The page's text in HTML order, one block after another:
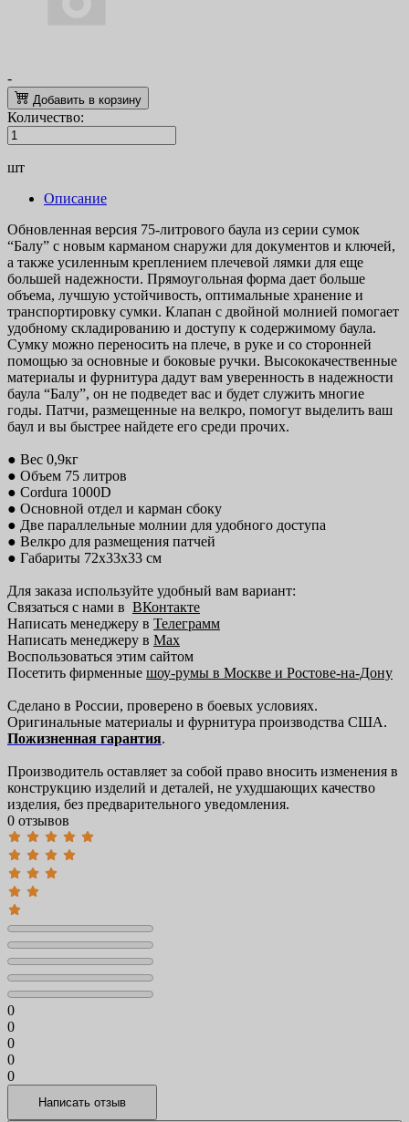
-
Добавить в корзину
Количество:
шт
Описание
Обновленная версия 75-литрового баула из серии сумок
“Балу” с новым карманом снаружи для документов и ключей,
а также усиленным креплением плечевой лямки для еще
большей надежности. Прямоугольная форма дает больше
объема, лучшую устойчивость, оптимальные хранение и
транспортировку сумки. Клапан с двойной молнией помогает
удобному складированию и доступу к содержимому баула.
Сумку можно переносить на плече, в руке и со сторонней
помощью за основные и боковые ручки. Высококачественные
материалы и фурнитура дадут вам уверенность в надежности
баула “Балу”, он не подведет вас и будет служить многие
годы. Патчи, размещенные на велкро, помогут выделить ваш
баул и вы быстрее найдете его среди прочих.
● Вес 0,9кг
● Объем 75 литров
● Cordura 1000D
● Основной отдел и карман сбоку
● Две параллельные молнии для удобного доступа
● Велкро для размещения патчей
● Габариты 72х33х33 см
Для заказа используйте удобный вам вариант:
Связаться с нами в ВКонтакте
Написать менеджеру в Телеграмм
Написать менеджеру в Max
Воспользоваться этим сайтом
Посетить фирменные шоу-румы в Москве и Ростове-на-Дону
Сделано в России, проверено в боевых условиях.
Оригинальные материалы и фурнитура производства США.
Пожизненная гарантия.
Производитель оставляет за собой право вносить изменения в
конструкцию изделий и деталей, не ухудшающих качество
изделия, без предварительного уведомления.
0 отзывов
0
0
0
0
0